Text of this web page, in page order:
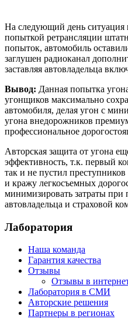
На следующий день ситуация
попыткой ретрансляции
попыток, автомобиль
заглушен радиоканал
заставляя автовладельца
Вывод: Данная попытка
угонщиков максимально
автомобиля, делая угон с
угона внедорожников
профессиональное
Авторская защита от угона
эффективность, т.к. первый
так и не пустил
и кражу легкоcъемных
минимизировать затраты при
автовладельца и страховой
Лаборатория
Наша команда
Гарантия качества
Отзывы
Отзывы в
Лаборатория в СМИ
Авторские решения
Партнеры в регионах